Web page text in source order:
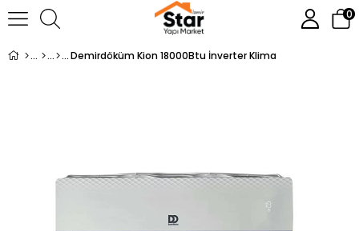
0
Demirdöküm Kion 18000Btu İnverter Klima